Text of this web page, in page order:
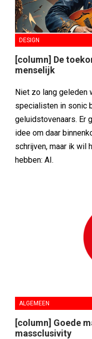
DESIGN
[column] De
menselijk
Niet zo lang geleden
specialisten in sonic
geluidstovenaars. Er
idee om daar
schrijven, maar ik wil
hebben: AI.
ALGEMEEN
[column] Goede
massclusivity